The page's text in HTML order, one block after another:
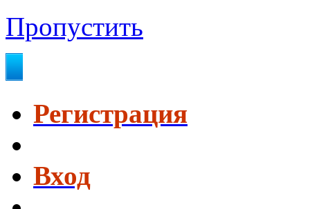
Пропустить
Регистрация
Вход